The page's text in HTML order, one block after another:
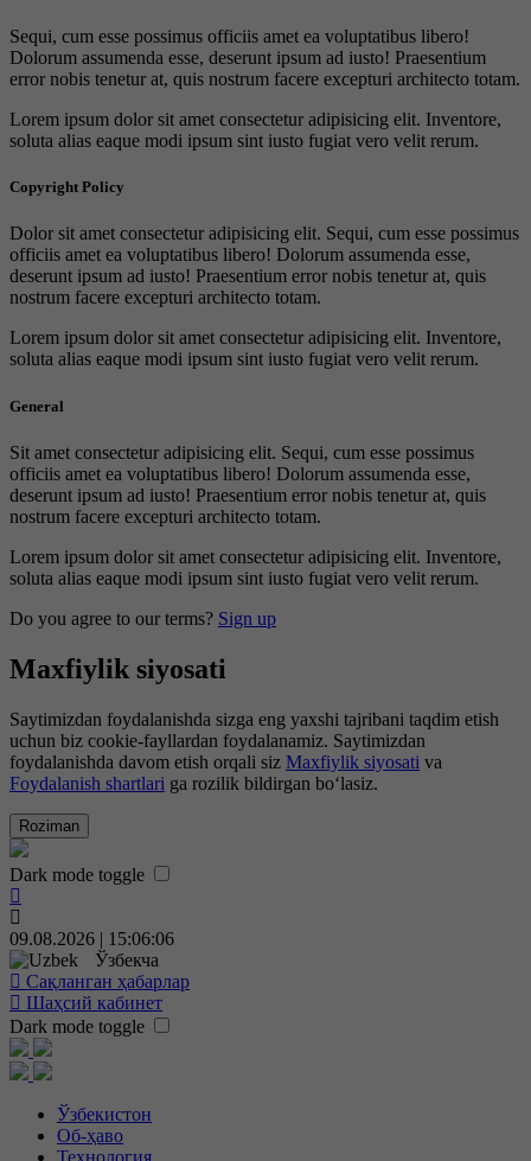
Sequi, cum esse possimus officiis amet ea voluptatibus libero!
Dolorum assumenda esse, deserunt ipsum ad iusto! Praesentium
error nobis tenetur at, quis nostrum facere excepturi architecto totam.
Lorem ipsum dolor sit amet consectetur adipisicing elit. Inventore,
soluta alias eaque modi ipsum sint iusto fugiat vero velit rerum.
Copyright Policy
Dolor sit amet consectetur adipisicing elit. Sequi, cum esse possimus
officiis amet ea voluptatibus libero! Dolorum assumenda esse,
deserunt ipsum ad iusto! Praesentium error nobis tenetur at, quis
nostrum facere excepturi architecto totam.
Lorem ipsum dolor sit amet consectetur adipisicing elit. Inventore,
soluta alias eaque modi ipsum sint iusto fugiat vero velit rerum.
General
Sit amet consectetur adipisicing elit. Sequi, cum esse possimus
officiis amet ea voluptatibus libero! Dolorum assumenda esse,
deserunt ipsum ad iusto! Praesentium error nobis tenetur at, quis
nostrum facere excepturi architecto totam.
Lorem ipsum dolor sit amet consectetur adipisicing elit. Inventore,
soluta alias eaque modi ipsum sint iusto fugiat vero velit rerum.
Do you agree to our terms? Sign up
Maxfiylik siyosati
Saytimizdan foydalanishda sizga eng yaxshi tajribani taqdim etish
uchun biz cookie-fayllardan foydalanamiz. Saytimizdan
foydalanishda davom etish orqali siz Maxfiylik siyosati va
Foydalanish shartlari ga rozilik bildirgan bo‘lasiz.
Roziman
Dark mode toggle
09.08.2026 | 15:06:06
Ўзбекча
Сақланган ҳабарлар
Шаҳсий кабинет
Dark mode toggle
Ўзбекистон
Об-ҳаво
Технология